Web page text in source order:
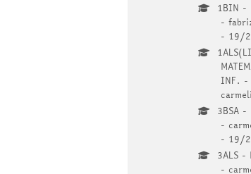
1BIN -
-
- 19/
INF. -
3BSA -
-
- 19/
3ALS -
-